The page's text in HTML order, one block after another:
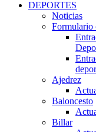
DEPORTES
Noticias
Formulario
Ajedrez
Baloncesto
Billar